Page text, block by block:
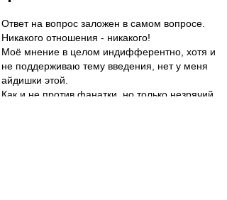
Ответ на вопрос заложен в самом вопросе.
Никакого отношения - никакого!
Моё мнение в целом индифферентно, хотя и
не поддерживаю тему введения, нет у меня
айдишки этой.
Как и не против фанатки, но только незрячий